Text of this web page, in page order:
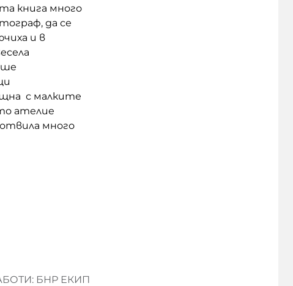
книга много
да се
и в
с малките
ателие
много
БНР ЕКИП